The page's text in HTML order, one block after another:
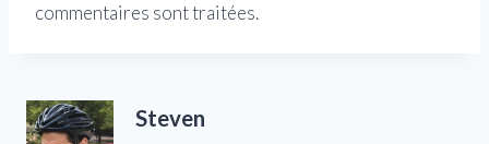
commentaires sont traitées.
Steven